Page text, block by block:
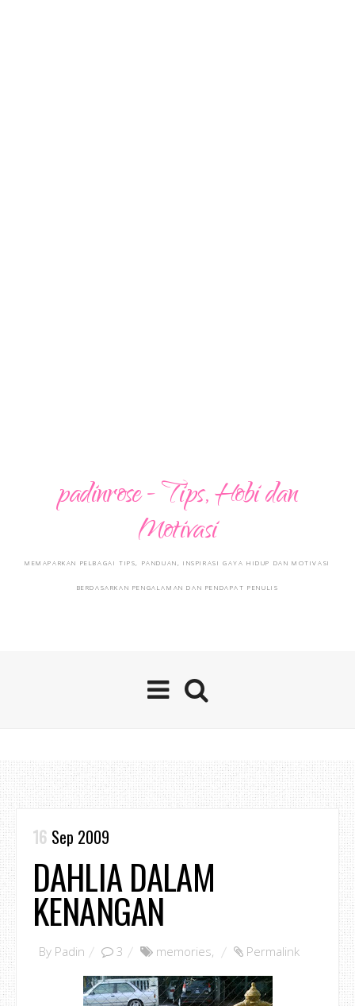
padinrose - Tips, Hobi dan
Motivasi
MEMAPARKAN PELBAGAI TIPS, PANDUAN, INSPIRASI GAYA HIDUP DAN MOTIVASI
BERDASARKAN PENGALAMAN DAN PENDAPAT PENULIS
16 Sep 2009
DAHLIA DALAM
KENANGAN
By Padin 3 memories, Permalink